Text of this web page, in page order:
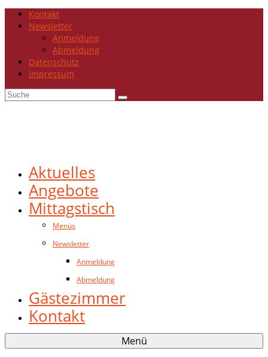
Kontakt
Newsletter
Anmeldung
Abmeldung
Datenschutz
Impressum
Suche
Aktuelles
Angebote
Mittagstisch
Menüs
Newsletter
Anmeldung
Abmeldung
Gästezimmer
Kontakt
Menü